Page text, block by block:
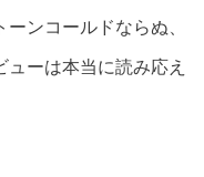
ンコールドならぬ、
ーは本当に読み応え